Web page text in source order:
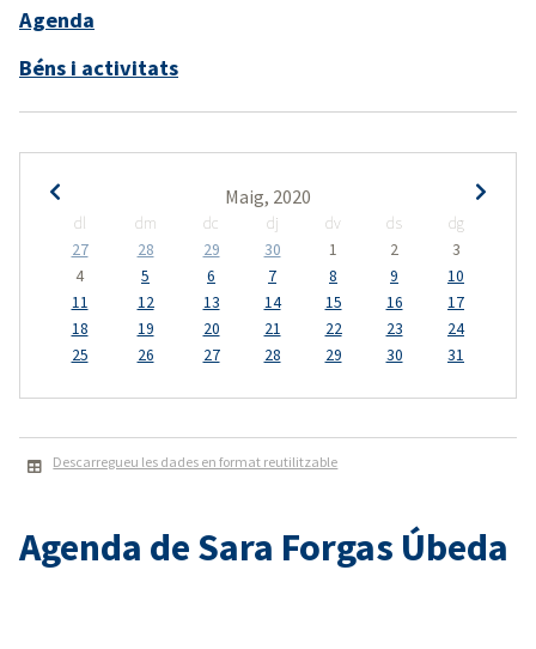
Agenda
Béns i activitats
Maig, 2020
dl dm dc dj dv ds
dg
27
28 29 30 1 2
3
4
5 6 7 8 9
10
11
12 13 14 15 16
17
18
19 20 21 22 23
24
25
26 27 28 29 30 31
Descarregueu les dades en format reutilitzable
Agenda de Sara Forgas Úbeda